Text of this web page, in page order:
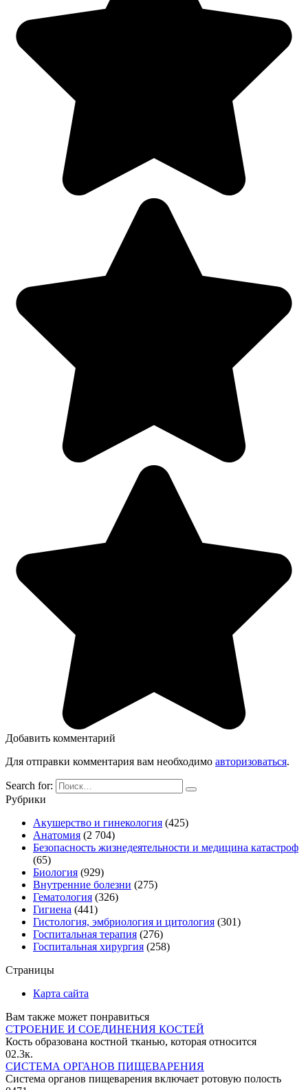
Добавить комментарий
Для отправки комментария вам необходимо авторизоваться.
Search for:
Рубрики
Акушерство и гинекология (425)
Анатомия (2 704)
Безопасность жизнедеятельности и медицина катастроф
(65)
Биология (929)
Внутренние болезни (275)
Гематология (326)
Гигиена (441)
Гистология, эмбриология и цитология (301)
Госпитальная терапия (276)
Госпитальная хирургия (258)
Страницы
Карта сайта
Вам также может понравиться
СТРОЕНИЕ И СОЕДИНЕНИЯ КОСТЕЙ
Кость образована костной тканью, которая относится
02.3к.
СИСТЕМА ОРГАНОВ ПИЩЕВАРЕНИЯ
Система органов пищеварения включает ротовую полость